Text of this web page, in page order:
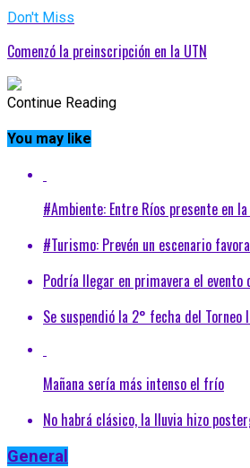
Don't Miss
Comenzó la preinscripción en la UTN
Continue Reading
You may like
#Ambiente: Entre Ríos presente en
#Turismo: Prevén un escenario
Podría llegar en primavera el evento
Se suspendió la 2° fecha del Torneo
Mañana sería más intenso el frío
No habrá clásico, la lluvia hizo
General